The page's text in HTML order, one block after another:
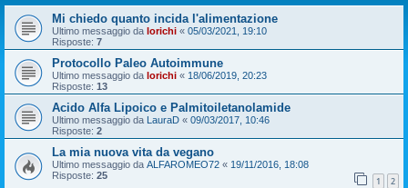
Mi chiedo quanto incida l'alimentazione
Ultimo messaggio da lorichi « 05/03/2021, 19:10
Risposte: 7
Protocollo Paleo Autoimmune
Ultimo messaggio da lorichi « 18/06/2019, 20:23
Risposte: 13
Acido Alfa Lipoico e Palmitoiletanolamide
Ultimo messaggio da LauraD « 09/03/2017, 10:46
Risposte: 2
La mia nuova vita da vegano
Ultimo messaggio da ALFAROMEO72 « 19/11/2016, 18:08
Risposte: 25 1 2